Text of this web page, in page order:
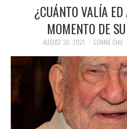
¿CUÁNTO VALÍA ED
MOMENTO DE
AUGUST 30, 2021 CONNIE CHU